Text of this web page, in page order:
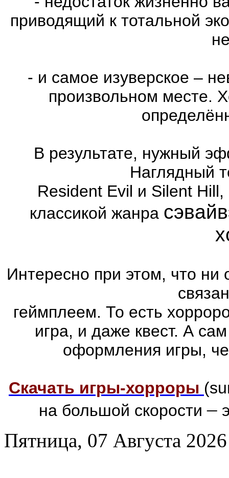
приводящий к тотальной
- и самое изуверское –
произвольном месте.
В результате, нужный
Наглядный
Resident Evil и Silent
классикой жанра
Интересно при этом, что ни
геймплеем. То есть
игра, и даже квест. А
оформления игры,
Скачать игры-хорроры
на большой скорости–
Пятница, 07 Августа 2026